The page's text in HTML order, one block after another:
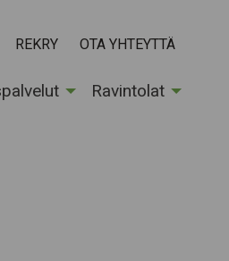
REKRY OTA YHTEYTTÄ
Ravintolat